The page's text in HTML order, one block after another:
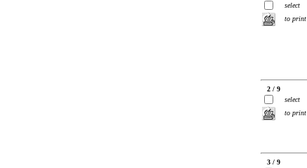
select
to print
2 / 9
select
to print
3 / 9